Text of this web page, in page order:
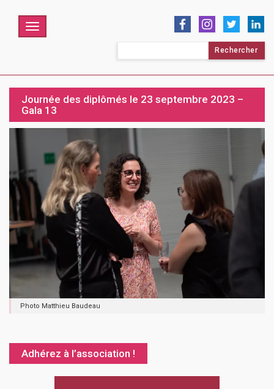
Menu
Journée des diplômés le 23 septembre 2023 –
Gala 13
Photo Matthieu Baudeau
Adhérez à l’association !